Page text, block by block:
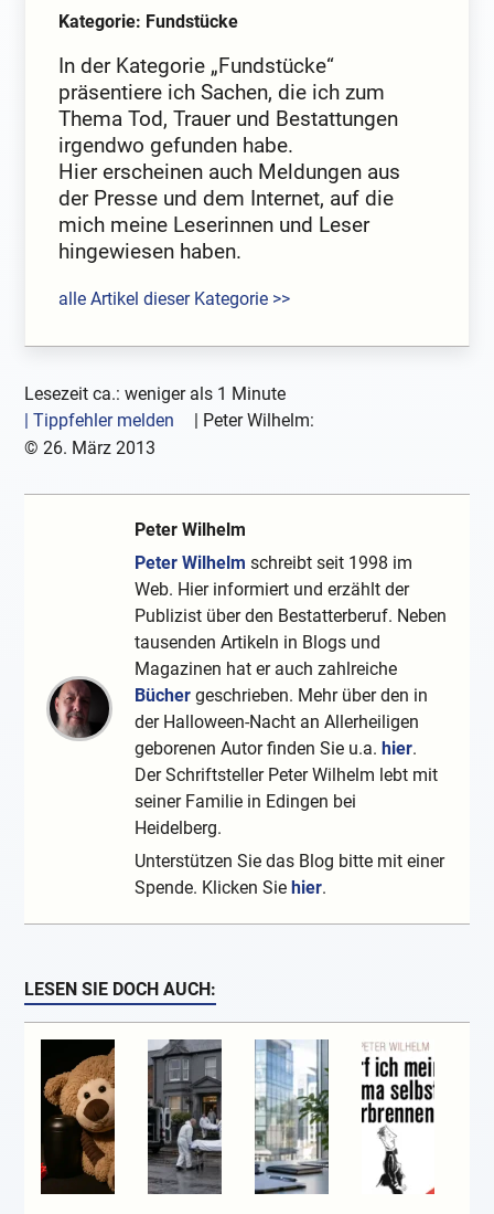
Kategorie: Fundstücke
In der Kategorie „Fundstücke“
präsentiere ich Sachen, die ich zum
Thema Tod, Trauer und Bestattungen
irgendwo gefunden habe.
Hier erscheinen auch Meldungen aus
der Presse und dem Internet, auf die
mich meine Leserinnen und Leser
hingewiesen haben.
alle Artikel dieser Kategorie >>
Lesezeit ca.: weniger als 1 Minute
| Tippfehler melden
Peter Wilhelm:
©26. März 2013
Peter Wilhelm
Peter Wilhelm schreibt seit 1998 im
Web. Hier informiert und erzählt der
Publizist über den Bestatterberuf. Neben
tausenden Artikeln in Blogs und
Magazinen hat er auch zahlreiche
Bücher geschrieben. Mehr über den in
der Halloween-Nacht an Allerheiligen
geborenen Autor finden Sie u.a. hier.
Der Schriftsteller Peter Wilhelm lebt mit
seiner Familie in Edingen bei
Heidelberg.
Unterstützen Sie das Blog bitte mit einer
Spende. Klicken Sie hier.
LESEN SIE DOCH AUCH: